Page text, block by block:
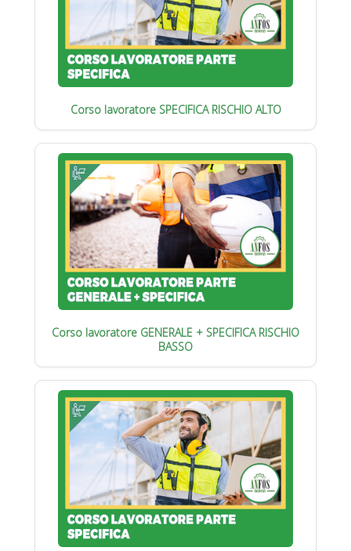
Corso lavoratore SPECIFICA RISCHIO ALTO
Corso lavoratore GENERALE + SPECIFICA RISCHIO
BASSO